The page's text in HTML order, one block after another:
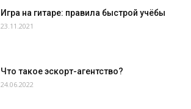
Игра на гитаре: правила быстрой учёбы
23.11.2021
Что такое эскорт-агентство?
24.06.2022